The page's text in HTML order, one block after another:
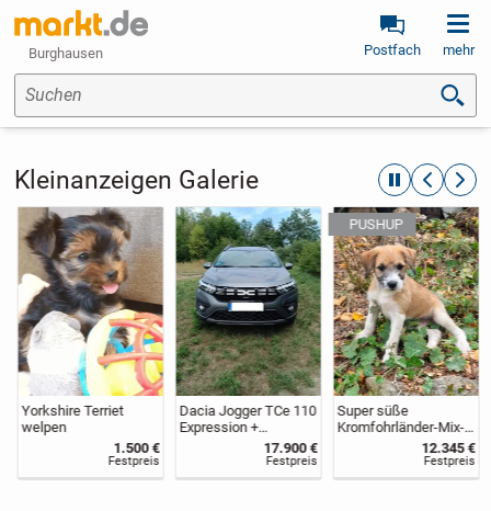
Burghausen Postfach mehr
Suchen
Kleinanzeigen Galerie automatische
Yorkshire Terriet
welpen
1.500 €
Festpreis
Dacia Jogger TCe 110
Expression +
Anhängerkupplung+W
Alufelgen
17.900 €
Festpreis
Super süße
Kromfohrländer-Mix-
12.345 €
Festpreis